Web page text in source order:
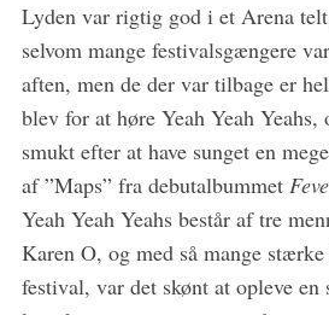
Lyden var rigtig god i et Arena
selvom mange festivalsgængere
aften, men de der var tilbage er
blev for at høre Yeah Yeah Yeahs,
smukt efter at have sunget en
af ”Maps” fra debutalbummet
Yeah Yeah Yeahs består af tre
Karen O, og med så mange
festival, var det skønt at opleve